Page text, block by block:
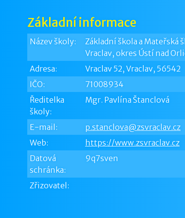
Základní informace
Název školy:
Základní škola a Mateřská
Vraclav, okres Ústí nad
Adresa:
Vraclav 52, Vraclav, 56542
IČO:
71008934
Ředitelka
školy:
Mgr. Pavlína Štanclová
E-mail:
p.stanclova@zsvraclav.cz
Web:
https://www.zsvraclav.cz
Datová
schránka:
9q7sven
Zřizovatel: